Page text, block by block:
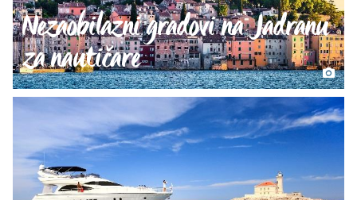
Nezaobilazni gradovi na Jadranu
za nautičare